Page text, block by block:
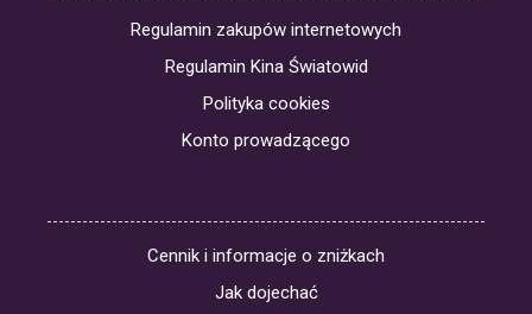
Regulamin zakupów internetowych
Regulamin Kina Światowid
Polityka cookies
Konto prowadzącego
Cennik i informacje o zniżkach
Jak dojechać